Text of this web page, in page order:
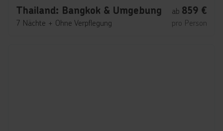
Thailand: Bangkok & Umgebung
7 Nächte + Ohne Verpflegung
ab 859 €
pro Person